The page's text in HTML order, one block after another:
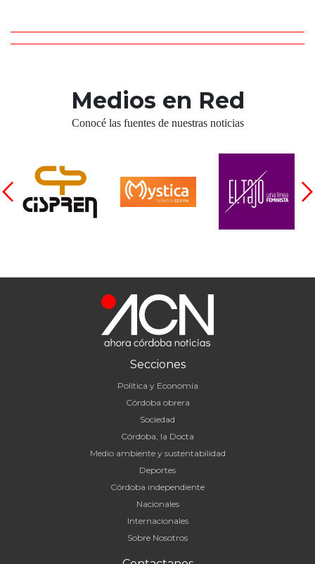
Medios en Red
Conocé las fuentes de nuestras noticias
Secciones
Política y Economía
Córdoba obrera
Sociedad
Córdoba, la Docta
Medio ambiente y sustentabilidad
Deportes
Córdoba independiente
Nacionales
Internacionales
Sobre Nosotros